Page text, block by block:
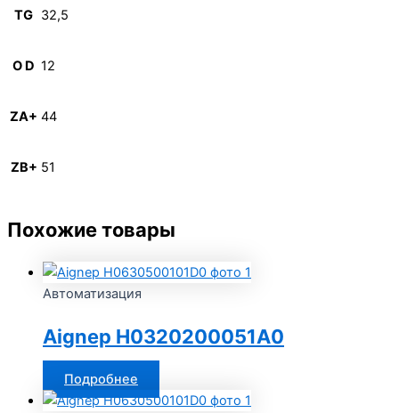
TG 32,5
O D 12
ZA+ 44
ZB+ 51
Похожие товары
Автоматизация
Aignep H0320200051A0
Подробнее